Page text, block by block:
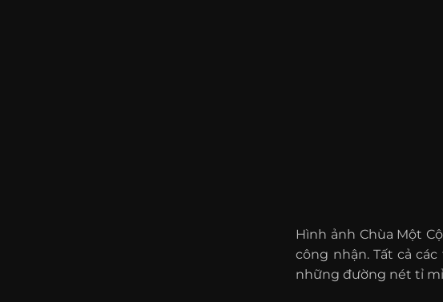
Hình ảnh Chùa Một
công nhận. Tất cả
những đường nét tỉ